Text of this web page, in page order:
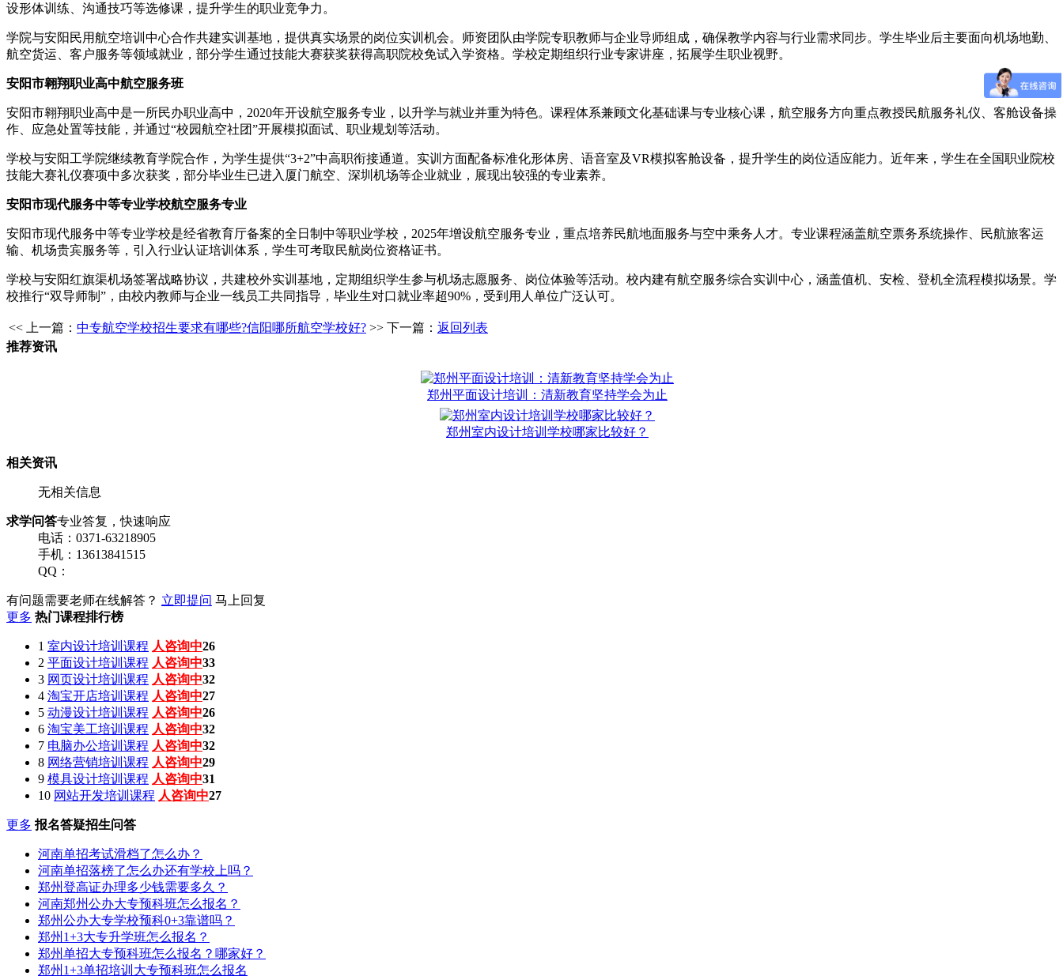
设形体训练、沟通技巧等选修课，提升学生的职业竞争力。
学院与安阳民用航空培训中心合作共建实训基地，提供真实场景的岗位实训机会。师资团队由学院专职教师与企业导师组成，确保教学内容与行业需求同步。学生毕业后主要面向机场地勤、
航空货运、客户服务等领域就业，部分学生通过技能大赛获奖获得高职院校免试入学资格。学校定期组织行业专家讲座，拓展学生职业视野。
安阳市翱翔职业高中航空服务班
安阳市翱翔职业高中是一所民办职业高中，2020年开设航空服务专业，以升学与就业并重为特色。课程体系兼顾文化基础课与专业核心课，航空服务方向重点教授民航服务礼仪、客舱设备操
作、应急处置等技能，并通过“校园航空社团”开展模拟面试、职业规划等活动。
学校与安阳工学院继续教育学院合作，为学生提供“3+2”中高职衔接通道。实训方面配备标准化形体房、语音室及VR模拟客舱设备，提升学生的岗位适应能力。近年来，学生在全国职业院校
技能大赛礼仪赛项中多次获奖，部分毕业生已进入厦门航空、深圳机场等企业就业，展现出较强的专业素养。
安阳市现代服务中等专业学校航空服务专业
安阳市现代服务中等专业学校是经省教育厅备案的全日制中等职业学校，2025年增设航空服务专业，重点培养民航地面服务与空中乘务人才。专业课程涵盖航空票务系统操作、民航旅客运
输、机场贵宾服务等，引入行业认证培训体系，学生可考取民航岗位资格证书。
学校与安阳红旗渠机场签署战略协议，共建校外实训基地，定期组织学生参与机场志愿服务、岗位体验等活动。校内建有航空服务综合实训中心，涵盖值机、安检、登机全流程模拟场景。学
校推行“双导师制”，由校内教师与企业一线员工共同指导，毕业生对口就业率超90%，受到用人单位广泛认可。
<< 上一篇： 中专航空学校招生要求有哪些?信阳哪所航空学校好? >> 下一篇： 返回列表
推荐资讯
郑州平面设计培训：清新教育坚持学会为止
郑州室内设计培训学校哪家比较好？
相关资讯
无相关信息
求学问答专业答复，快速响应
电话：0371-63218905
手机：13613841515
QQ：
有问题需要老师在线解答？ 立即提问 马上回复
更多 热门课程排行榜
1 室内设计培训课程 人咨询中26
2 平面设计培训课程 人咨询中33
3 网页设计培训课程 人咨询中32
4 淘宝开店培训课程 人咨询中27
5 动漫设计培训课程 人咨询中26
6 淘宝美工培训课程 人咨询中32
7 电脑办公培训课程 人咨询中32
8 网络营销培训课程 人咨询中29
9 模具设计培训课程 人咨询中31
10 网站开发培训课程 人咨询中27
更多 报名答疑招生问答
河南单招考试滑档了怎么办？
河南单招落榜了怎么办还有学校上吗？
郑州登高证办理多少钱需要多久？
河南郑州公办大专预科班怎么报名？
郑州公办大专学校预科0+3靠谱吗？
郑州1+3大专升学班怎么报名？
郑州单招大专预科班怎么报名？哪家好？
郑州1+3单招培训大专预科班怎么报名